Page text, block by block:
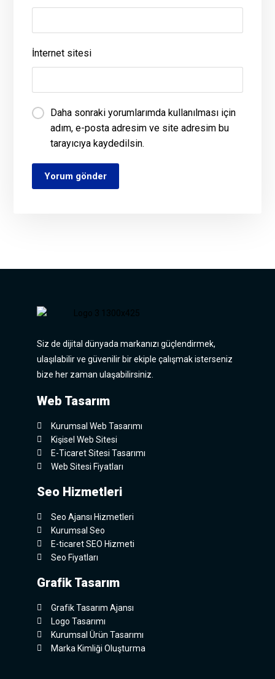
İnternet sitesi
Daha sonraki yorumlarımda kullanılması için
adım, e-posta adresim ve site adresim bu
tarayıcıya kaydedilsin.
Yorum gönder
Siz de dijital dünyada markanızı güçlendirmek,
ulaşılabilir ve güvenilir bir ekiple çalışmak isterseniz
bize her zaman ulaşabilirsiniz.
Web Tasarım
Kurumsal Web Tasarımı
Kişisel Web Sitesi
E-Ticaret Sitesi Tasarımı
Web Sitesi Fiyatları
Seo Hizmetleri
Seo Ajansı Hizmetleri
Kurumsal Seo
E-ticaret SEO Hizmeti
Seo Fiyatları
Grafik Tasarım
Grafik Tasarım Ajansı
Logo Tasarımı
Kurumsal Ürün Tasarımı
Marka Kimliği Oluşturma